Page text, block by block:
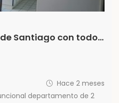
Vive en el corazón de Santiago con todo al alcance
Hace 2 meses
departamento de 2